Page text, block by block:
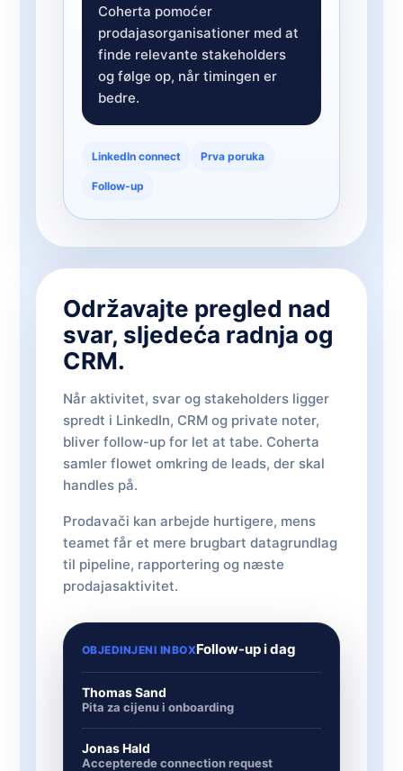
Coherta pomoćer
prodajasorganisationer med at
finde relevante stakeholders
og følge op, når timingen er
bedre.
LinkedIn connect Prva poruka
Follow-up
Održavajte pregled nad
svar, sljedeća radnja og
CRM.
Når aktivitet, svar og stakeholders ligger
spredt i LinkedIn, CRM og private noter,
bliver follow-up for let at tabe. Coherta
samler flowet omkring de leads, der skal
handles på.
Prodavači kan arbejde hurtigere, mens
teamet får et mere brugbart datagrundlag
til pipeline, rapportering og næste
prodajasaktivitet.
OBJEDINJENI INBOXFollow-up i dag
Thomas Sand
Pita za cijenu i onboarding
Jonas Hald
Accepterede connection request